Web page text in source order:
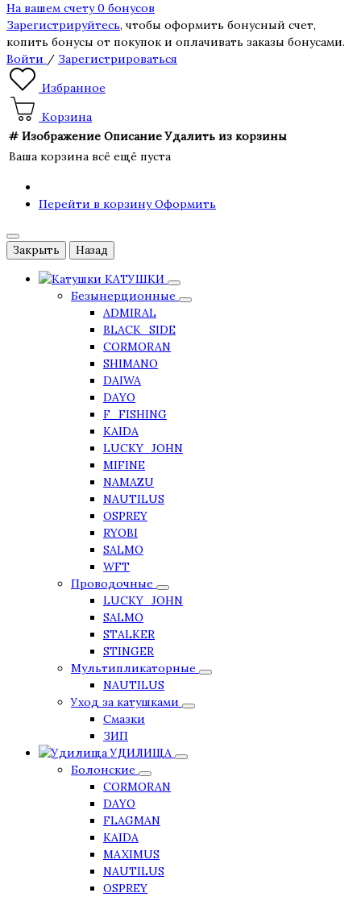
На вашем счету 0 бонусов
Зарегистрируйтесь, чтобы оформить бонусный счет,
копить бонусы от покупок и оплачивать заказы бонусами.
Войти / Зарегистрироваться
Избранное
Корзина
# Изображение Описание Удалить из корзины
Ваша корзина всё ещё пуста
Перейти в корзинуОформить
Закрыть Назад
КАТУШКИ
Безынерционные
ADMIRAL
BLACK_SIDE
CORMORAN
SHIMANO
DAIWA
DAYO
F_FISHING
KAIDA
LUCKY_JOHN
MIFINE
NAMAZU
NAUTILUS
OSPREY
RYOBI
SALMO
WFT
Проводочные
LUCKY_JOHN
SALMO
STALKER
STINGER
Мультипликаторные
NAUTILUS
Уход за катушками
Смазки
ЗИП
УДИЛИЩА
Болонские
CORMORAN
DAYO
FLAGMAN
KAIDA
MAXIMUS
NAUTILUS
OSPREY